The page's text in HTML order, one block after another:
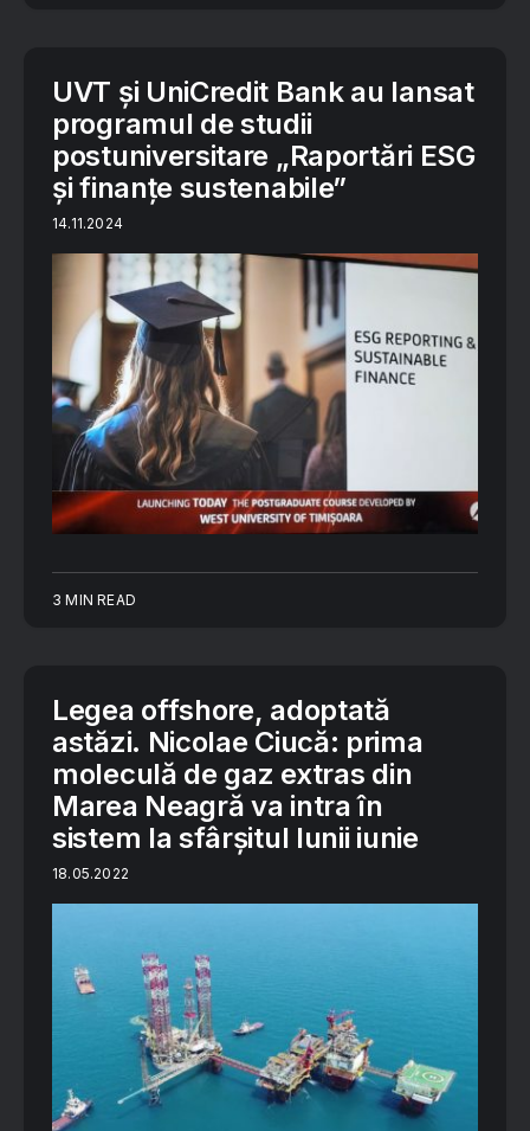
UVT și UniCredit Bank au lansat
programul de studii
postuniversitare „Raportări ESG
și finanțe sustenabile”
14.11.2024
3 MIN READ
Legea offshore, adoptată
astăzi. Nicolae Ciucă: prima
moleculă de gaz extras din
Marea Neagră va intra în
sistem la sfârșitul lunii iunie
18.05.2022